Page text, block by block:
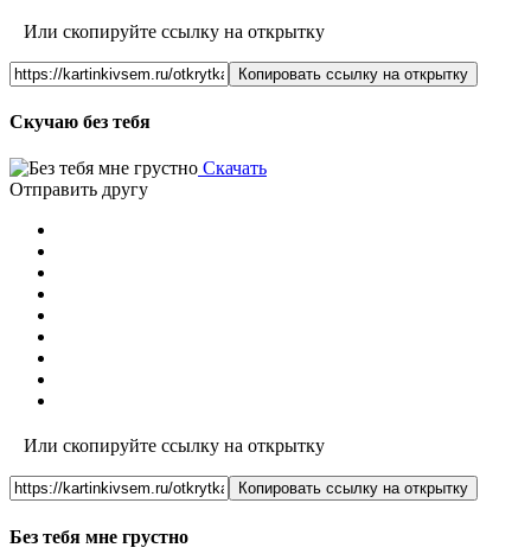
Или скопируйте ссылку на открытку
Копировать ссылку на открытку
Скучаю без тебя
Скачать
Отправить другу
Или скопируйте ссылку на открытку
Копировать ссылку на открытку
Без тебя мне грустно